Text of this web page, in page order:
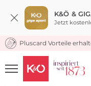
K&Ö &
Jetzt
Pluscard Vorteile
UNSERE APP
CLICK &